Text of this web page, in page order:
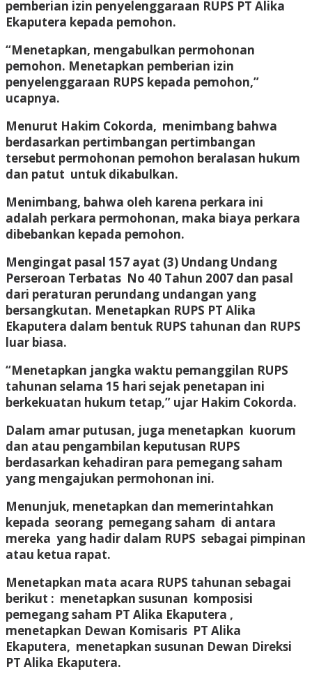
pemberian izin penyelenggaraan RUPS PT Alika
Ekaputera kepada pemohon.
“Menetapkan, mengabulkan permohonan
pemohon. Menetapkan pemberian izin
penyelenggaraan RUPS kepada pemohon,”
ucapnya.
Menurut Hakim Cokorda, menimbang bahwa
berdasarkan pertimbangan pertimbangan
tersebut permohonan pemohon beralasan hukum
dan patut untuk dikabulkan.
Menimbang, bahwa oleh karena perkara ini
adalah perkara permohonan, maka biaya perkara
dibebankan kepada pemohon.
Mengingat pasal 157 ayat (3) Undang Undang
Perseroan Terbatas No 40 Tahun 2007 dan pasal
dari peraturan perundang undangan yang
bersangkutan. Menetapkan RUPS PT Alika
Ekaputera dalam bentuk RUPS tahunan dan RUPS
luar biasa.
“Menetapkan jangka waktu pemanggilan RUPS
tahunan selama 15 hari sejak penetapan ini
berkekuatan hukum tetap,” ujar Hakim Cokorda.
Dalam amar putusan, juga menetapkan kuorum
dan atau pengambilan keputusan RUPS
berdasarkan kehadiran para pemegang saham
yang mengajukan permohonan ini.
Menunjuk, menetapkan dan memerintahkan
kepada seorang pemegang saham di antara
mereka yang hadir dalam RUPS sebagai pimpinan
atau ketua rapat.
Menetapkan mata acara RUPS tahunan sebagai
berikut : menetapkan susunan komposisi
pemegang saham PT Alika Ekaputera ,
menetapkan Dewan Komisaris PT Alika
Ekaputera, menetapkan susunan Dewan Direksi
PT Alika Ekaputera.